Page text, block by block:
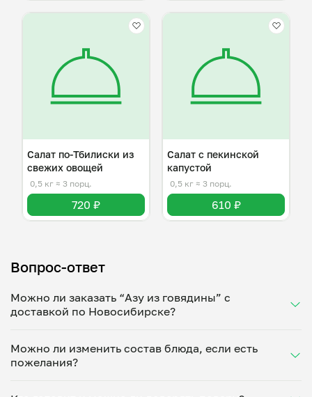
Салат по-Тбилиски из
свежих овощей
0,5 кг ≈ 3 порц.
720 ₽
Салат с пекинской
капустой
0,5 кг ≈ 3 порц.
610 ₽
Вопрос-ответ
Можно ли заказать “Азу из говядины” с
доставкой по Новосибирске?
Укажите удобное время — и получите свежее
домашнее блюдо в большой порции прямо с плиты.
минут. Статус заказа отслеживайте в личном
Можно ли изменить состав блюда, если есть
пожелания?